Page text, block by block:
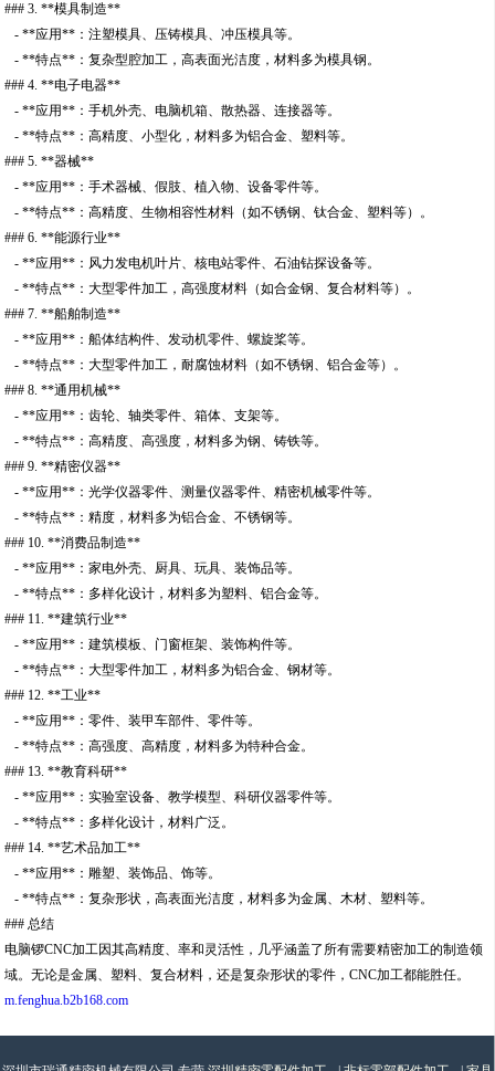
### 3. **模具制造**
- **应用**：注塑模具、压铸模具、冲压模具等。
- **特点**：复杂型腔加工，高表面光洁度，材料多为模具钢。
### 4. **电子电器**
- **应用**：手机外壳、电脑机箱、散热器、连接器等。
- **特点**：高精度、小型化，材料多为铝合金、塑料等。
### 5. **器械**
- **应用**：手术器械、假肢、植入物、设备零件等。
- **特点**：高精度、生物相容性材料（如不锈钢、钛合金、塑料等）。
### 6. **能源行业**
- **应用**：风力发电机叶片、核电站零件、石油钻探设备等。
- **特点**：大型零件加工，高强度材料（如合金钢、复合材料等）。
### 7. **船舶制造**
- **应用**：船体结构件、发动机零件、螺旋桨等。
- **特点**：大型零件加工，耐腐蚀材料（如不锈钢、铝合金等）。
### 8. **通用机械**
- **应用**：齿轮、轴类零件、箱体、支架等。
- **特点**：高精度、高强度，材料多为钢、铸铁等。
### 9. **精密仪器**
- **应用**：光学仪器零件、测量仪器零件、精密机械零件等。
- **特点**：精度，材料多为铝合金、不锈钢等。
### 10. **消费品制造**
- **应用**：家电外壳、厨具、玩具、装饰品等。
- **特点**：多样化设计，材料多为塑料、铝合金等。
### 11. **建筑行业**
- **应用**：建筑模板、门窗框架、装饰构件等。
- **特点**：大型零件加工，材料多为铝合金、钢材等。
### 12. **工业**
- **应用**：零件、装甲车部件、零件等。
- **特点**：高强度、高精度，材料多为特种合金。
### 13. **教育科研**
- **应用**：实验室设备、教学模型、科研仪器零件等。
- **特点**：多样化设计，材料广泛。
### 14. **艺术品加工**
- **应用**：雕塑、装饰品、饰等。
- **特点**：复杂形状，高表面光洁度，材料多为金属、木材、塑料等。
### 总结
电脑锣CNC加工因其高精度、率和灵活性，几乎涵盖了所有需要精密加工的制造领
域。无论是金属、塑料、复合材料，还是复杂形状的零件，CNC加工都能胜任。
m.fenghua.b2b168.com